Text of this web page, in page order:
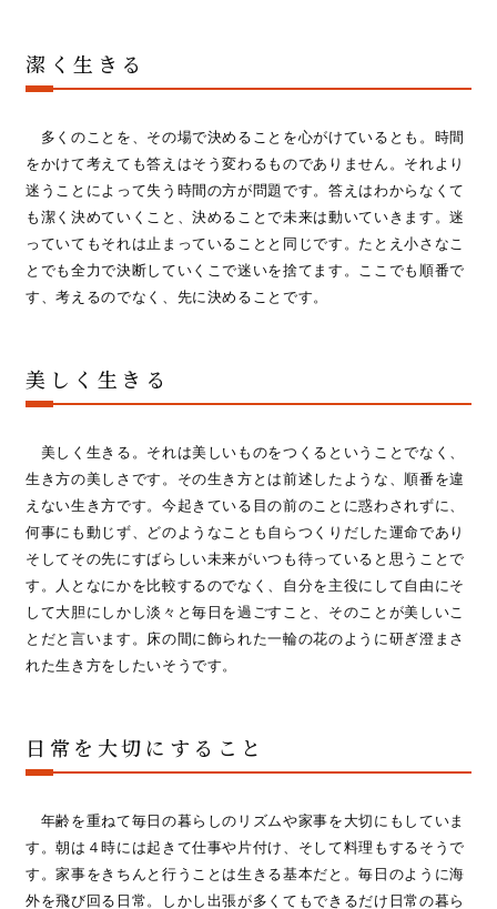
潔く生きる
多くのことを、その場で決めることを心がけているとも。時間
をかけて考えても答えはそう変わるものでありません。それより
迷うことによって失う時間の方が問題です。答えはわからなくて
も潔く決めていくこと、決めることで未来は動いていきます。迷
っていてもそれは止まっていることと同じです。たとえ小さなこ
とでも全力で決断していくこで迷いを捨てます。ここでも順番で
す、考えるのでなく、先に決めることです。
美しく生きる
美しく生きる。それは美しいものをつくるということでなく、
生き方の美しさです。その生き方とは前述したような、順番を違
えない生き方です。今起きている目の前のことに惑わされずに、
何事にも動じず、どのようなことも自らつくりだした運命であり
そしてその先にすばらしい未来がいつも待っていると思うことで
す。人となにかを比較するのでなく、自分を主役にして自由にそ
して大胆にしかし淡々と毎日を過ごすこと、そのことが美しいこ
とだと言います。床の間に飾られた一輪の花のように研ぎ澄まさ
れた生き方をしたいそうです。
日常を大切にすること
年齢を重ねて毎日の暮らしのリズムや家事を大切にもしていま
す。朝は４時には起きて仕事や片付け、そして料理もするそうで
す。家事をきちんと行うことは生きる基本だと。毎日のように海
外を飛び回る日常。しかし出張が多くてもできるだけ日常の暮ら